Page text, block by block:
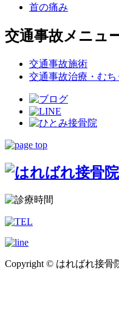
首の痛み
交通事故メニュ
交通事故施術
交通事故治療・むち
Copyright © はればれ接骨